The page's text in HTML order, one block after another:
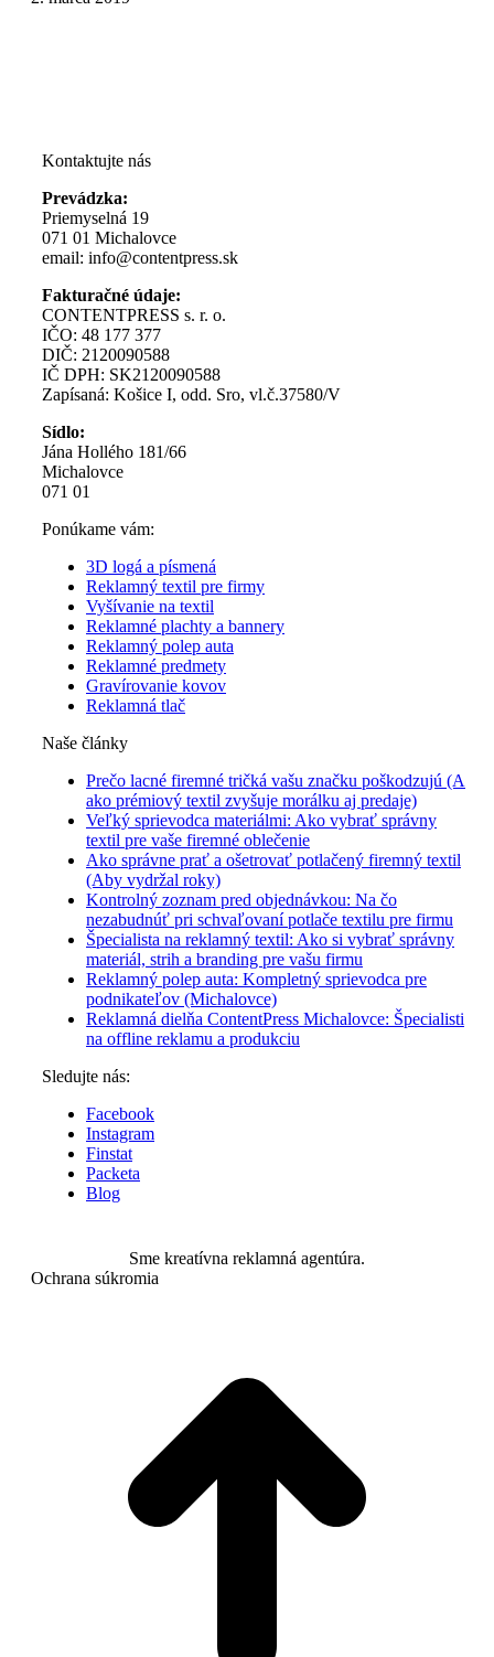
Kontaktujte nás
Prevádzka:
Priemyselná 19
071 01 Michalovce
email: info@contentpress.sk
Fakturačné údaje:
CONTENTPRESS s. r. o.
IČO: 48 177 377
DIČ: 2120090588
IČ DPH: SK2120090588
Zapísaná: Košice I, odd. Sro, vl.č.37580/V
Sídlo:
Jána Hollého 181/66
Michalovce
071 01
Ponúkame vám:
3D logá a písmená
Reklamný textil pre firmy
Vyšívanie na textil
Reklamné plachty a bannery
Reklamný polep auta
Reklamné predmety
Gravírovanie kovov
Reklamná tlač
Naše články
Prečo lacné firemné tričká vašu značku poškodzujú (A
ako prémiový textil zvyšuje morálku aj predaje)
Veľký sprievodca materiálmi: Ako vybrať správny
textil pre vaše firemné oblečenie
Ako správne prať a ošetrovať potlačený firemný textil
(Aby vydržal roky)
Kontrolný zoznam pred objednávkou: Na čo
nezabudnúť pri schvaľovaní potlače textilu pre firmu
Špecialista na reklamný textil: Ako si vybrať správny
materiál, strih a branding pre vašu firmu
Reklamný polep auta: Kompletný sprievodca pre
podnikateľov (Michalovce)
Reklamná dielňa ContentPress Michalovce: Špecialisti
na offline reklamu a produkciu
Sledujte nás:
Facebook
Instagram
Finstat
Packeta
Blog
Sme kreatívna reklamná agentúra.
Ochrana súkromia